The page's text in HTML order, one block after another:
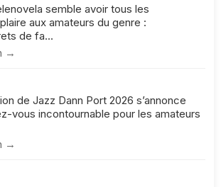
semble avoir tous les
aux amateurs du genre :
de fa...
→
de Jazz Dann Port 2026 s’annonce
vous incontournable pour les amateurs
→